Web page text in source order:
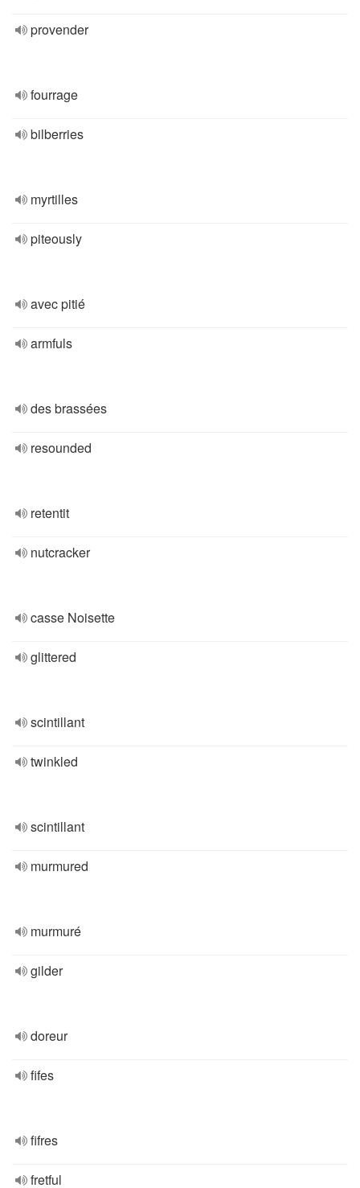
provender
fourrage
bilberries
myrtilles
piteously
avec pitié
armfuls
des brassées
resounded
retentit
nutcracker
casse Noisette
glittered
scintillant
twinkled
scintillant
murmured
murmuré
gilder
doreur
fifes
fifres
fretful